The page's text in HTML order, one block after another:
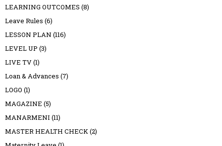
LEARNING OUTCOMES (8)
Leave Rules (6)
LESSON PLAN (116)
LEVEL UP (3)
LIVE TV(1)
Loan & Advances (7)
LOGO (1)
MAGAZINE (5)
MANARMENI (11)
MASTER HEALTH CHECK(2)